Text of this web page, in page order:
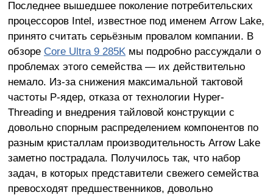
Последнее вышедшее поколение потребительских
процессоров Intel, известное под именем Arrow Lake,
принято считать серьёзным провалом компании. В
обзоре Core Ultra 9 285Kмы подробно рассуждали о
проблемах этого семейства — их действительно
немало. Из-за снижения максимальной тактовой
частоты P-ядер, отказа от технологии Hyper-
Threading и внедрения тайловой конструкции с
довольно спорным распределением компонентов по
разным кристаллам производительность Arrow Lake
заметно пострадала. Получилось так, что набор
задач, в которых представители свежего семейства
превосходят предшественников, довольно